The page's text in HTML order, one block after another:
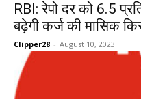
RBI: रेपो दर को 6.5
बढ़ेगी कर्ज की मासिक
Clipper28 - August 10, 2023